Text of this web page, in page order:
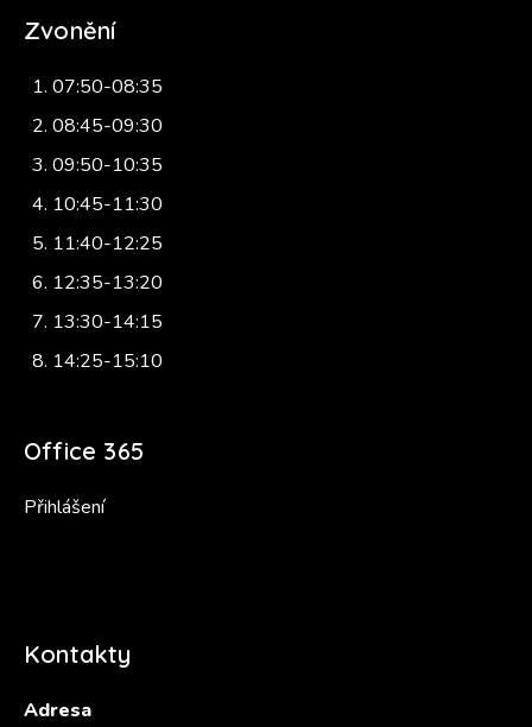
Zvonění
07:50-08:35
08:45-09:30
09:50-10:35
10:45-11:30
11:40-12:25
12:35-13:20
13:30-14:15
14:25-15:10
Office 365
Přihlášení
Kontakty
Adresa